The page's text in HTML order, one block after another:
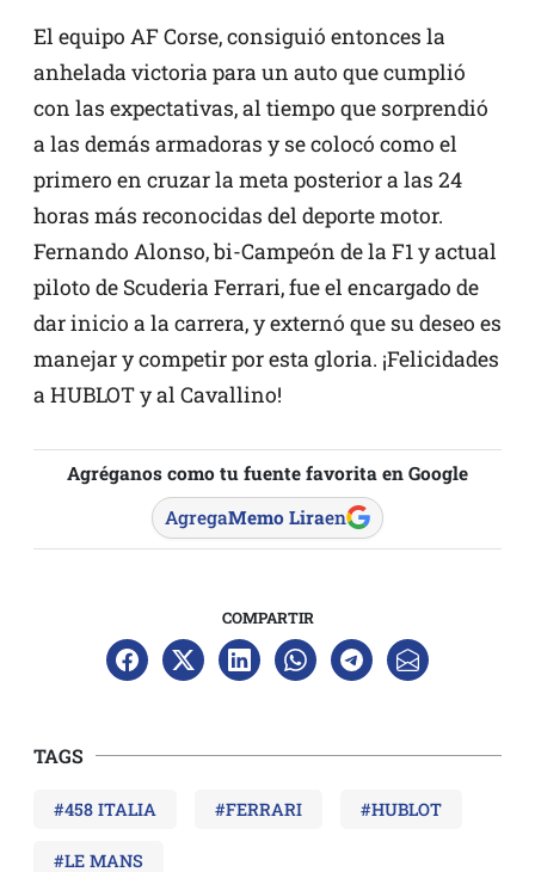
El equipo AF Corse, consiguió entonces la
anhelada victoria para un auto que cumplió
con las expectativas, al tiempo que sorprendió
a las demás armadoras y se colocó como el
primero en cruzar la meta posterior a las 24
horas más reconocidas del deporte motor.
Fernando Alonso, bi-Campeón de la F1 y actual
piloto de Scuderia Ferrari, fue el encargado de
dar inicio a la carrera, y externó que su deseo es
manejar y competir por esta gloria. ¡Felicidades
a HUBLOT y al Cavallino!
Agréganos como tu fuente favorita en Google
AgregaMemo Liraen
COMPARTIR
TAGS
#458 ITALIA #FERRARI #HUBLOT
#LE MANS